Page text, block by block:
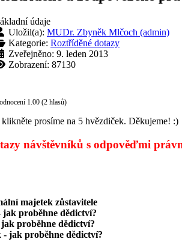
údaje
Uložil(a): MUDr. Zbyněk Mlčoch (admin)
Kategorie: Roztříděné dotazy
Zveřejněno: 9. leden 2013
Zobrazení: 87130
1.00 (2 hlasů)
prosíme na 5 hvězdiček. Děkujeme! :)
návštěvníků s odpověďmi
majetek zůstavitele
jak proběhne dědictví?
proběhne dědictví?
- jak proběhne dědictví?